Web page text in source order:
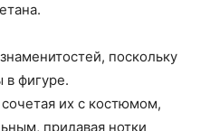
поскольку
в фигуре.
их с костюмом,
придавая нотки